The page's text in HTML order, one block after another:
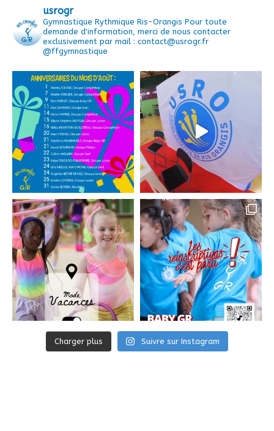
usrogr
Gymnastique Rythmique Ris-Orangis Pour toute
demande d'information, merci de nous contacter
exclusivement par mail : contact@usrogr.fr
@ffgymnastique
Charger plus Suivre sur Instagram